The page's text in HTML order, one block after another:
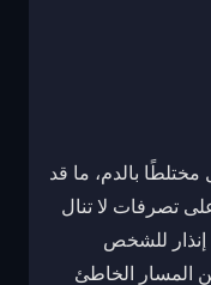
بالدم، ما قد
تصرفات لا تنال
إنذار للشخص
المسار الخاطئ